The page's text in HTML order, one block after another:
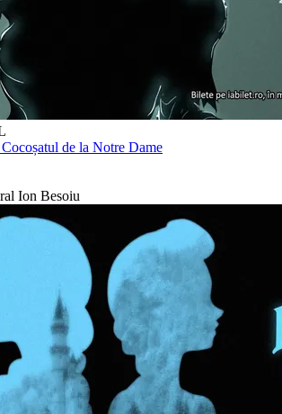
de la Notre Dame
Ion Besoiu